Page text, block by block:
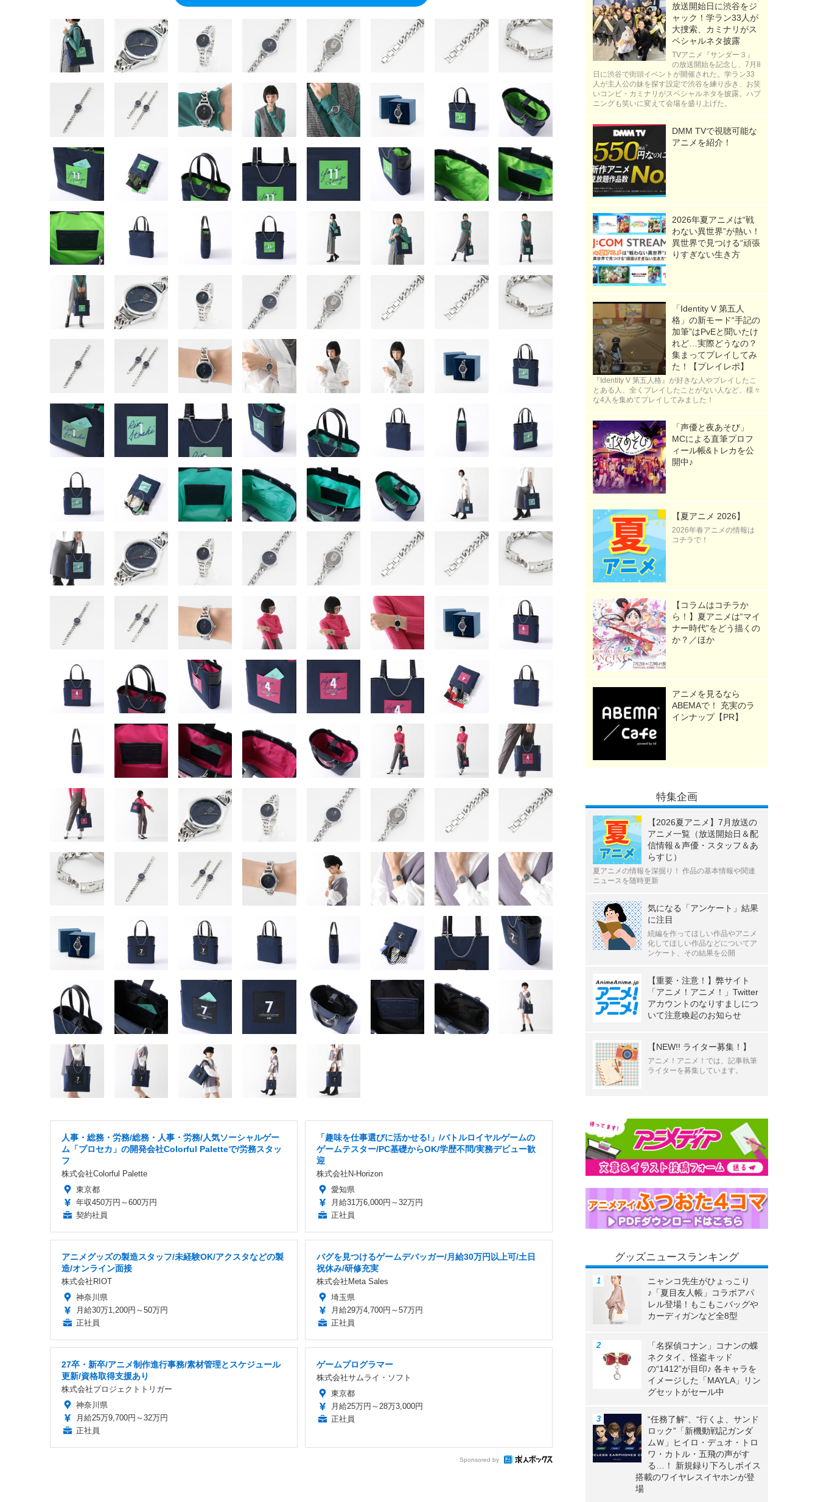
人事・総務・労務/総務・人事・労務/人気ソーシャルゲー
ム「プロセカ」の開発会社Colorful Paletteで/労務スタッ
フ
株式会社Colorful Palette
東京都
年収450万円～600万円
契約社員
「趣味を仕事選びに活かせる!」/バトルロイヤルゲームの
ゲームテスター/PC基礎からOK/学歴不問/実務デビュー歓
迎
株式会社N-Horizon
愛知県
月給31万6,000円～32万円
正社員
アニメグッズの製造スタッフ/未経験OK/アクスタなどの製
造/オンライン面接
株式会社RIOT
神奈川県
月給30万1,200円～50万円
正社員
バグを見つけるゲームデバッガー/月給30万円以上可/土日
祝休み/研修充実
株式会社Meta Sales
埼玉県
月給29万4,700円～57万円
正社員
27卒・新卒/アニメ制作進行事務/素材管理とスケジュール
更新/資格取得支援あり
株式会社プロジェクトトリガー
神奈川県
月給25万9,700円～32万円
正社員
ゲームプログラマー
株式会社サムライ・ソフト
東京都
月給25万円～28万3,000円
正社員
Sponsored by
放送開始日に渋谷をジ
ャック！学ラン33人が
大捜索、カミナリがス
ペシャルネタ披露
TVアニメ『サンダー３』
の放送開始を記念し、7月8
日に渋谷で街頭イベントが開催された。学ラン33
人が主人公の妹を探す設定で渋谷を練り歩き、お笑
いコンビ・カミナリがスペシャルネタを披露。ハプ
ニングも笑いに変えて会場を盛り上げた。
DMM TVで視聴可能な
アニメを紹介！
2026年夏アニメは“戦
わない異世界”が熱い！
異世界で見つける“頑張
りすぎない生き方
「Identity V 第五人
格」の新モード“手記の
加筆”はPvEと聞いたけ
れど…実際どうなの？
集まってプレイしてみ
た！【プレイレポ】
『Identity V 第五人格』が好きな人やプレイしたこ
とある人、全くプレイしたことがない人など、様々
な4人を集めてプレイしてみました！
「声優と夜あそび」
MCによる直筆プロフ
ィール帳&トレカを公
開中♪
【夏アニメ 2026】
2026年春アニメの情報は
コチラで！
【コラムはコチラか
ら！】夏アニメは“マイ
ナー時代”をどう描くの
か？／ほか
アニメを見るなら
ABEMAで！ 充実のラ
インナップ【PR】
特集企画
【2026夏アニメ】7月放送の
アニメ一覧（放送開始日＆配
信情報＆声優・スタッフ＆あ
らすじ）
夏アニメの情報を深掘り！ 作品の基本情報や関連
ニュースを随時更新
気になる「アンケート」結果
に注目
続編を作ってほしい作品やアニメ
化してほしい作品などについてア
ンケート、その結果を公開
【重要・注意！】弊サイト
「アニメ！アニメ！」Twitter
アカウントのなりすましにつ
いて注意喚起のお知らせ
【NEW!! ライター募集！】
アニメ！アニメ！では、記事執筆
ライターを募集しています。
グッズニュースランキング
ニャンコ先生がひょっこり
♪「夏目友人帳」コラボアパ
レル登場！もこもこバッグや
カーディガンなど全8型
「名探偵コナン」コナンの蝶
ネクタイ、怪盗キッド
の“1412”が目印♪ 各キャラを
イメージした「MAYLA」リン
グセットがセール中
“任務了解”、“行くよ、サンド
ロック”「新機動戦記ガンダ
ムＷ」ヒイロ・デュオ・トロ
ワ・カトル・五飛の声がす
る…！ 新規録り下ろしボイス
搭載のワイヤレスイヤホンが登
場